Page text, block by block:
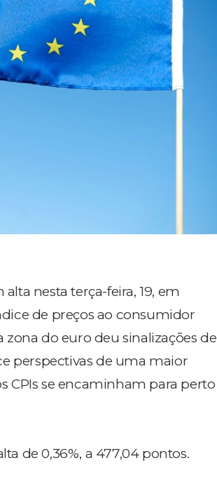
nesta terça-feira, 19, em
de preços ao consumidor
zona do euro deu sinalizações de
perspectivas de uma maior
CPIs se encaminham para perto
de 0,36%, a 477,04 pontos.